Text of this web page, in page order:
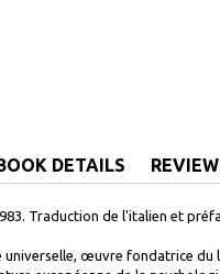
DETAILS
Traduction de l'italien et
universelle, œuvre fondatrice du